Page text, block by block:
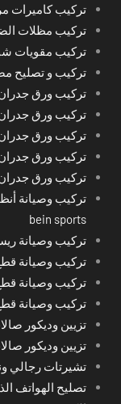
تركيب كاميرات
تركيب مظلات
تركيب مقويات
تركيب و تصليح
تركيب ورق
تركيب ورق جدران
تركيب ورق
تركيب ورق
تركيب ورق جدران
تركيب وصيانة
bein sports
تركيب وصيانة
تركيب وصيانة
تركيب وصيانة
تركيب وصيانة
تزيين وديكور
تزيين وديكور
تشيرتات رجالي
تصليح الهواتف